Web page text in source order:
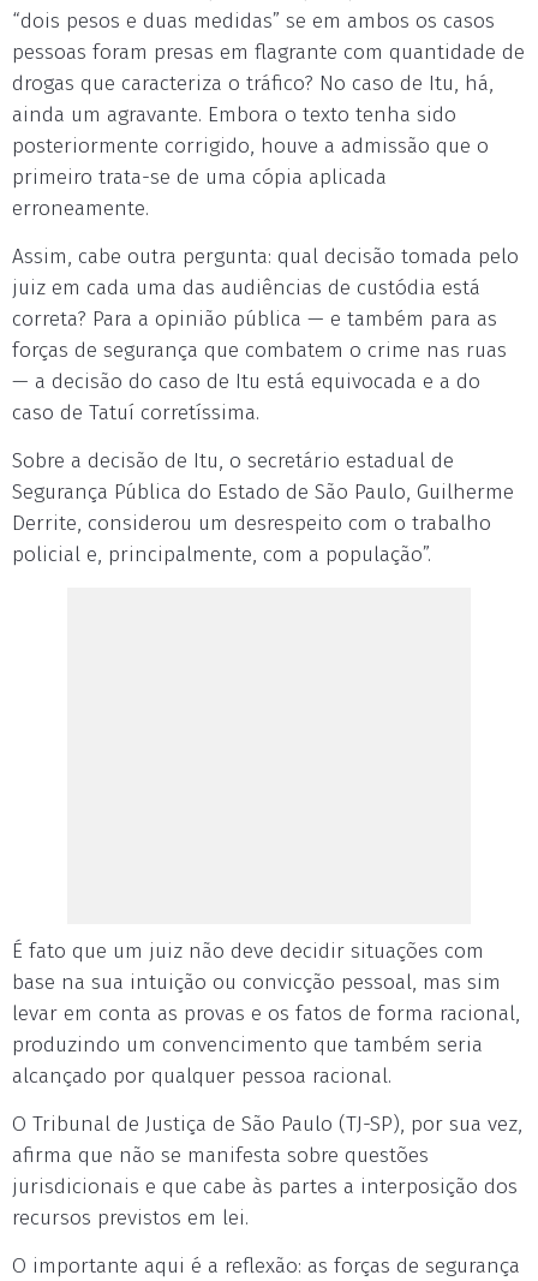
“dois pesos e duas medidas” se em ambos os casos
pessoas foram presas em flagrante com quantidade de
drogas que caracteriza o tráfico? No caso de Itu, há,
ainda um agravante. Embora o texto tenha sido
posteriormente corrigido, houve a admissão que o
primeiro trata-se de uma cópia aplicada
erroneamente.
Assim, cabe outra pergunta: qual decisão tomada pelo
juiz em cada uma das audiências de custódia está
correta? Para a opinião pública — e também para as
forças de segurança que combatem o crime nas ruas
— a decisão do caso de Itu está equivocada e a do
caso de Tatuí corretíssima.
Sobre a decisão de Itu, o secretário estadual de
Segurança Pública do Estado de São Paulo, Guilherme
Derrite, considerou um desrespeito com o trabalho
policial e, principalmente, com a população”.
É fato que um juiz não deve decidir situações com
base na sua intuição ou convicção pessoal, mas sim
levar em conta as provas e os fatos de forma racional,
produzindo um convencimento que também seria
alcançado por qualquer pessoa racional.
O Tribunal de Justiça de São Paulo (TJ-SP), por sua vez,
afirma que não se manifesta sobre questões
jurisdicionais e que cabe às partes a interposição dos
recursos previstos em lei.
O importante aqui é a reflexão: as forças de segurança